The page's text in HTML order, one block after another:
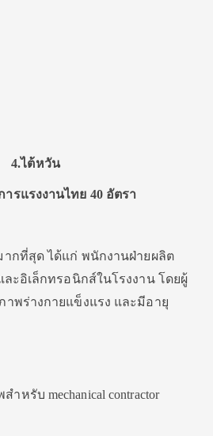
4.ไต้หวัน
รแรงงานไทย 40 อัตรา
ากที่สุด ได้แก่ พนักงานฝ่ายผลิต
ะอิเล็กทรอนิกส์ในโรงงาน โดยผู้
พร่างกายแข็งแรง และมีอายุ